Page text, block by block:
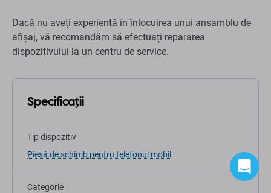
Dacă nu aveți experiență în înlocuirea unui ansamblu de
afișaj, vă recomandăm să efectuați repararea
dispozitivului la un centru de service.
Specificații
Tip dispozitiv
Piesă de schimb pentru telefonul mobil
Categorie